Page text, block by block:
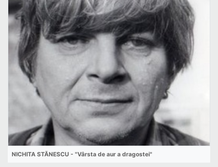
NICHITA STĂNESCU - "Vârsta de aur a dragostei"